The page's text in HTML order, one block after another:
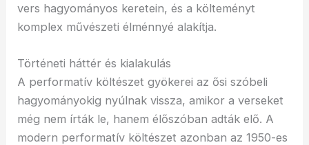
vers hagyományos keretein, és a költeményt
komplex művészeti élménnyé alakítja.
Történeti háttér és kialakulás
A performatív költészet gyökerei az ősi szóbeli
hagyományokig nyúlnak vissza, amikor a verseket
még nem írták le, hanem élőszóban adták elő. A
modern performatív költészet azonban az 1950-es